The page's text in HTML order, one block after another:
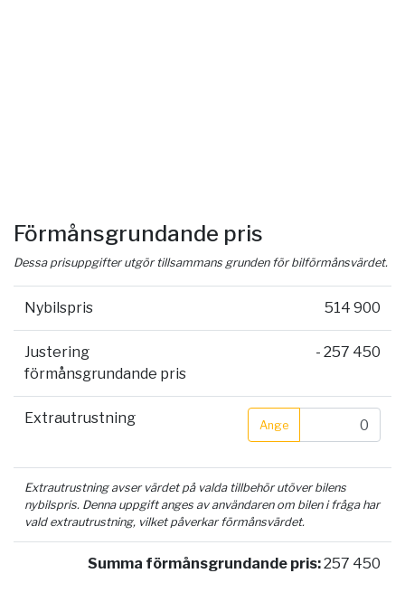
Förmånsgrundande pris
Dessa prisuppgifter utgör tillsammans grunden för bilförmånsvärdet.
Nybilspris 514 900
Justering
förmånsgrundande pris
- 257 450
Extrautrustning Ange
Extrautrustning avser värdet på valda tillbehör utöver bilens
nybilspris. Denna uppgift anges av användaren om bilen i fråga har
vald extrautrustning, vilket påverkar förmånsvärdet.
Summa förmånsgrundande pris:257 450